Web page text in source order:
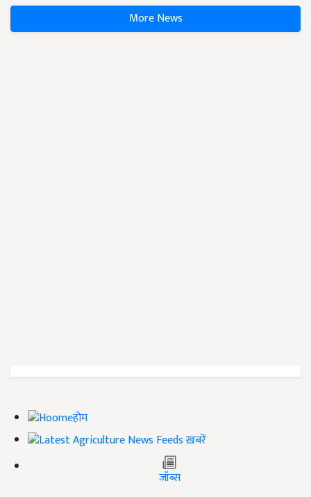
More News
होम
ख़बरें
जॉब्स